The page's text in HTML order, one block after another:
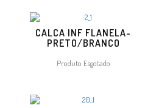
CALCA INF FLANELA-
PRETO/BRANCO
Produto Esgotado